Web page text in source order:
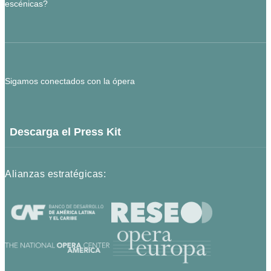
escénicas?
Sigamos conectados con la ópera
Descarga el Press Kit
Alianzas estratégicas: